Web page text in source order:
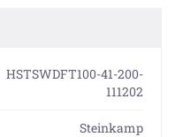
HSTSWDFT100-41-200-
111202
Steinkamp